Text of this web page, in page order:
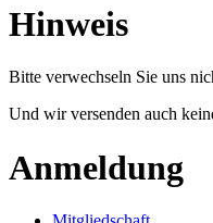
Hinweis
Bitte verwechseln Sie uns
Und wir versenden auch
Anmeldung